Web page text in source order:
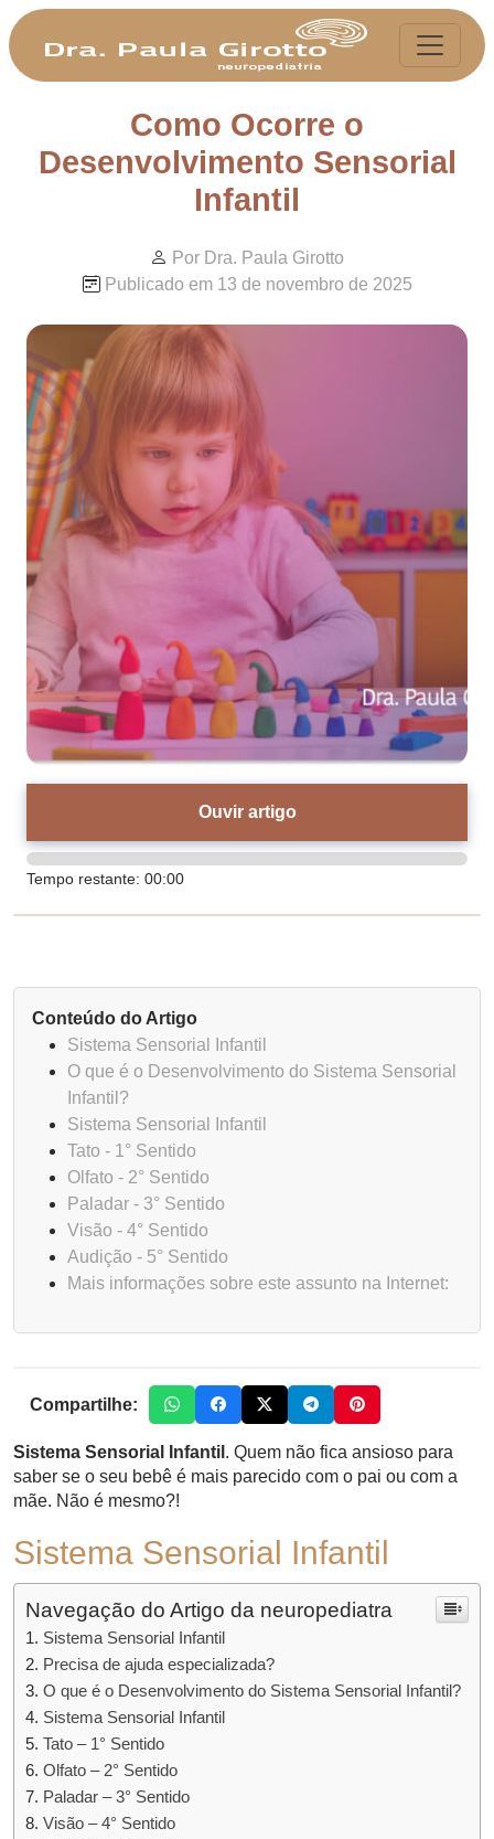
Como Ocorre o
Desenvolvimento Sensorial
Infantil
Por Dra. Paula Girotto
Publicado em 13 de novembro de 2025
Ouvir artigo
Tempo restante: 00:00
Conteúdo do Artigo
Sistema Sensorial Infantil
O que é o Desenvolvimento do Sistema Sensorial
Infantil?
Sistema Sensorial Infantil
Tato - 1° Sentido
Olfato - 2° Sentido
Paladar - 3° Sentido
Visão - 4° Sentido
Audição - 5° Sentido
Mais informações sobre este assunto na Internet:
Compartilhe:
Sistema Sensorial Infantil . Quem não fica ansioso para
saber se o seu bebê é mais parecido com o pai ou com a
mãe. Não é mesmo?!
Sistema Sensorial Infantil
Navegação do Artigo da neuropediatra
Sistema Sensorial Infantil
Precisa de ajuda especializada?
O que é o Desenvolvimento do Sistema Sensorial Infantil?
Sistema Sensorial Infantil
Tato – 1° Sentido
Olfato – 2° Sentido
Paladar – 3° Sentido
Visão – 4° Sentido